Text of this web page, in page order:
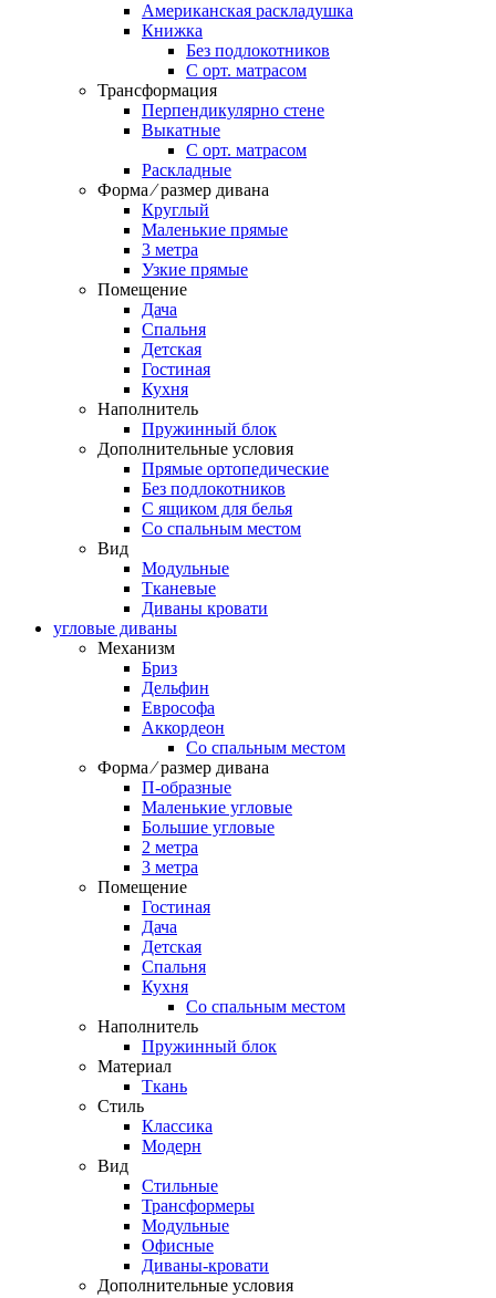
Американская раскладушка
Книжка
Без подлокотников
С орт. матрасом
Трансформация
Перпендикулярно стене
Выкатные
С орт. матрасом
Раскладные
Форма ⁄ размер дивана
Круглый
Маленькие прямые
3 метра
Узкие прямые
Помещение
Дача
Спальня
Детская
Гостиная
Кухня
Наполнитель
Пружинный блок
Дополнительные условия
Прямые ортопедические
Без подлокотников
С ящиком для белья
Со спальным местом
Вид
Модульные
Тканевые
Диваны кровати
угловые диваны
Механизм
Бриз
Дельфин
Еврософа
Аккордеон
Со спальным местом
Форма ⁄ размер дивана
П-образные
Маленькие угловые
Большие угловые
2 метра
3 метра
Помещение
Гостиная
Дача
Детская
Спальня
Кухня
Со спальным местом
Наполнитель
Пружинный блок
Материал
Ткань
Стиль
Классика
Модерн
Вид
Стильные
Трансформеры
Модульные
Офисные
Диваны-кровати
Дополнительные условия